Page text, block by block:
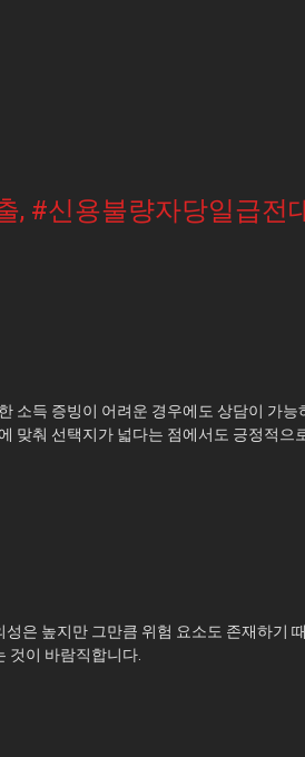
, #신용불량자당일급전
소득 증빙이 어려운 경우에도 상담이 가
맞춰 선택지가 넓다는 점에서도 긍정적으
은 높지만 그만큼 위험 요소도 존재하기
것이 바람직합니다.